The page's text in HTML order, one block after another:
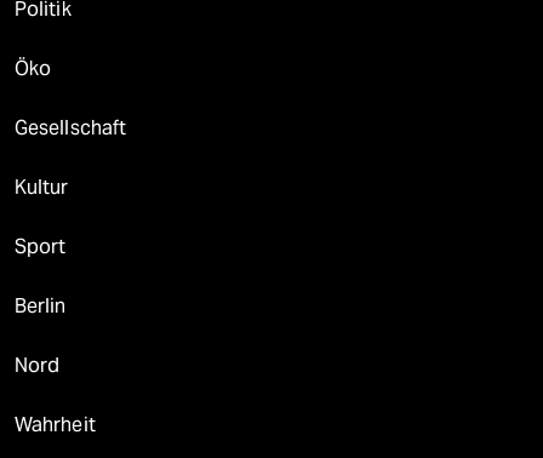
Politik
Öko
Gesellschaft
Kultur
Sport
Berlin
Nord
Wahrheit